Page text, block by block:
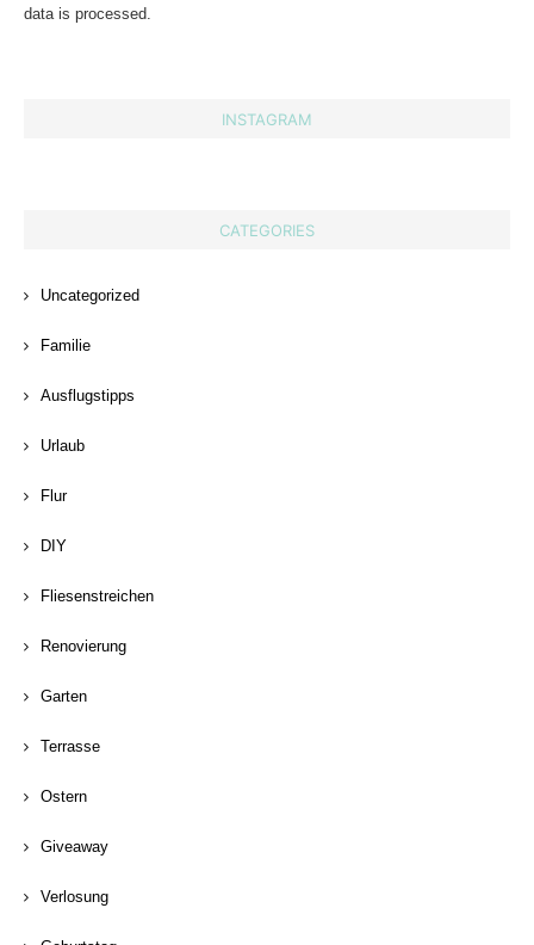
data is processed.
INSTAGRAM
CATEGORIES
Uncategorized
Familie
Ausflugstipps
Urlaub
Flur
DIY
Fliesenstreichen
Renovierung
Garten
Terrasse
Ostern
Giveaway
Verlosung